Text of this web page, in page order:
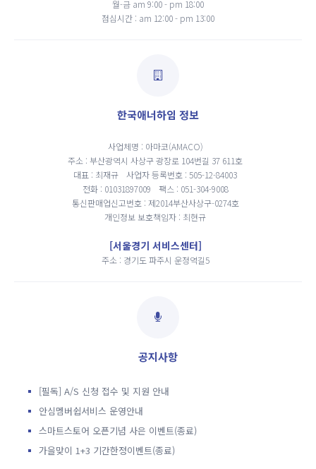
월-금 am 9:00 - pm 18:00
점심시간 : am 12:00 - pm 13:00
한국애너하임 정보
사업체명 : 아마코(AMACO)
주소 : 부산광역시 사상구 광장로 104번길 37 611호
대표 : 최재규
사업자 등록번호 : 505-12-84003
전화 : 01031897009
팩스 : 051-304-9008
통신판매업신고번호 : 제2014부산사상구-0274호
개인정보 보호책임자 : 최현규
[서울경기 서비스센터]
주소 : 경기도 파주시 운정역길5
공지사항
[필독] A/S 신청 접수 및 지원 안내
안심멤버쉽서비스 운영안내
스마트스토어 오픈기념 사은 이벤트(종료)
가을맞이 1+3 기간한정이벤트(종료)